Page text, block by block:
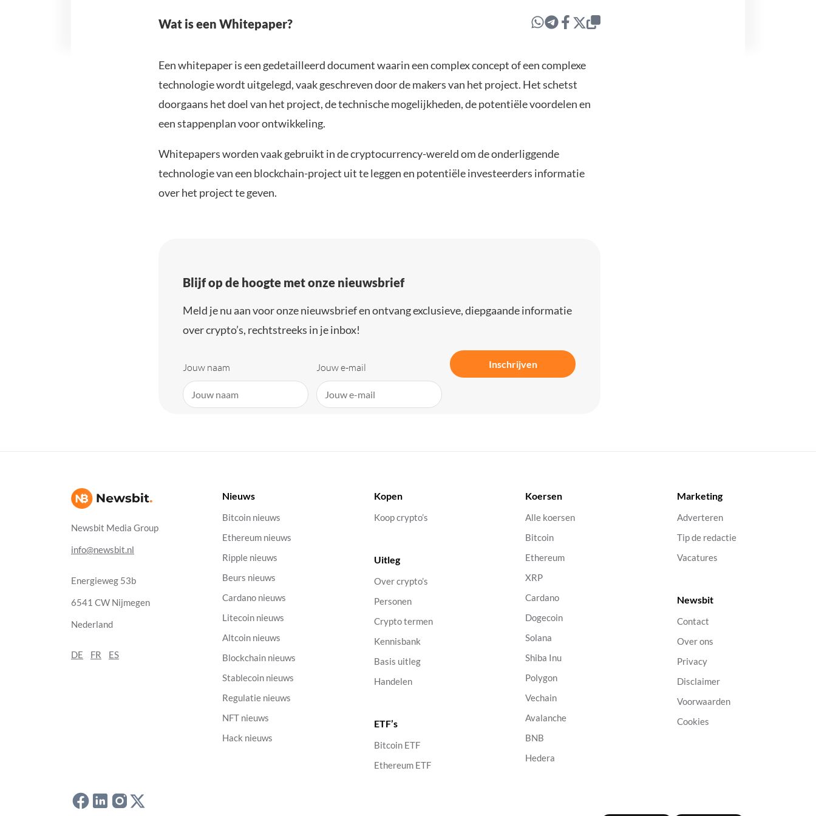
Wat is een Whitepaper?
Een whitepaper is een gedetailleerd document waarin een complex concept of een complexe
technologie wordt uitgelegd, vaak geschreven door de makers van het project. Het schetst
doorgaans het doel van het project, de technische mogelijkheden, de potentiële voordelen en
een stappenplan voor ontwikkeling.
Whitepapers worden vaak gebruikt in de cryptocurrency-wereld om de onderliggende
technologie van een blockchain-project uit te leggen en potentiële investeerders informatie
over het project te geven.
Blijf op de hoogte met onze nieuwsbrief
Meld je nu aan voor onze nieuwsbrief en ontvang exclusieve, diepgaande informatie
over crypto’s, rechtstreeks in je inbox!
Jouw naam Jouw e-mail Inschrijven
Newsbit Media Group
info@newsbit.nl
Energieweg 53b
6541 CW Nijmegen
Nederland
DE FR ES
Nieuws
Bitcoin nieuws
Ethereum nieuws
Ripple nieuws
Beurs nieuws
Cardano nieuws
Litecoin nieuws
Altcoin nieuws
Blockchain nieuws
Stablecoin nieuws
Regulatie nieuws
NFT nieuws
Hack nieuws
Kopen
Koop crypto’s
Uitleg
Over crypto’s
Personen
Crypto termen
Kennisbank
Basis uitleg
Handelen
ETF’s
Bitcoin ETF
Ethereum ETF
Koersen
Alle koersen
Bitcoin
Ethereum
XRP
Cardano
Dogecoin
Solana
Shiba Inu
Polygon
Vechain
Avalanche
BNB
Hedera
Marketing
Adverteren
Tip de redactie
Vacatures
Newsbit
Contact
Over ons
Privacy
Disclaimer
Voorwaarden
Cookies